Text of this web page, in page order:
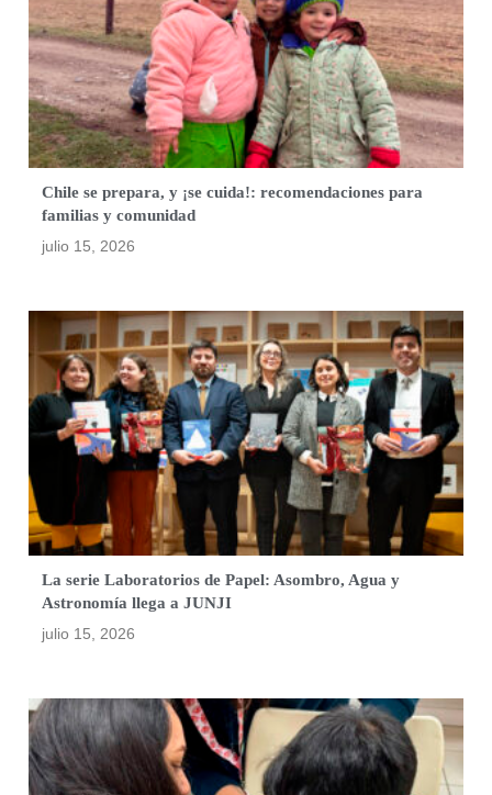
Chile se prepara, y ¡se cuida!: recomendaciones para
familias y comunidad
julio 15, 2026
La serie Laboratorios de Papel: Asombro, Agua y
Astronomía llega a JUNJI
julio 15, 2026